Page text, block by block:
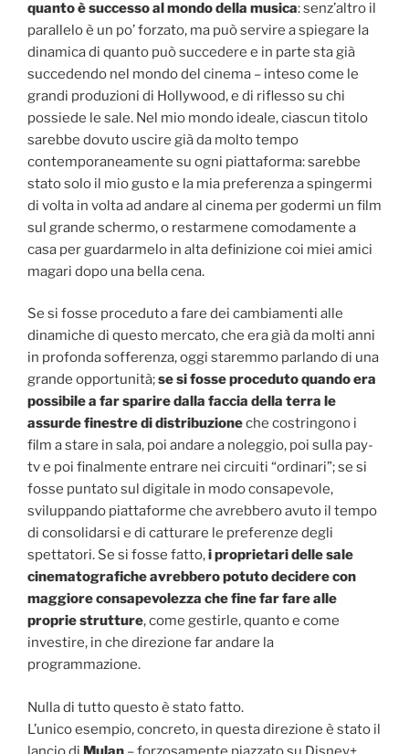
quanto è successo al mondo della musica: senz’altro il
parallelo è un po’ forzato, ma può servire a spiegare la
dinamica di quanto può succedere e in parte sta già
succedendo nel mondo del cinema – inteso come le
grandi produzioni di Hollywood, e di riflesso su chi
possiede le sale. Nel mio mondo ideale, ciascun titolo
sarebbe dovuto uscire già da molto tempo
contemporaneamente su ogni piattaforma: sarebbe
stato solo il mio gusto e la mia preferenza a spingermi
di volta in volta ad andare al cinema per godermi un film
sul grande schermo, o restarmene comodamente a
casa per guardarmelo in alta definizione coi miei amici
magari dopo una bella cena.
Se si fosse proceduto a fare dei cambiamenti alle
dinamiche di questo mercato, che era già da molti anni
in profonda sofferenza, oggi staremmo parlando di una
grande opportunità;se si fosse proceduto quando era
possibile a far sparire dalla faccia della terra le
assurde finestre di distribuzioneche costringono i
film a stare in sala, poi andare a noleggio, poi sulla pay-
tv e poi finalmente entrare nei circuiti “ordinari”; se si
fosse puntato sul digitale in modo consapevole,
sviluppando piattaforme che avrebbero avuto il tempo
di consolidarsi e di catturare le preferenze degli
spettatori. Se si fosse fatto,i proprietari delle sale
cinematografiche avrebbero potuto decidere con
maggiore consapevolezza che fine far fare alle
proprie strutture, come gestirle, quanto e come
investire, in che direzione far andare la
programmazione.
Nulla di tutto questo è stato fatto.
L’unico esempio, concreto, in questa direzione è stato il